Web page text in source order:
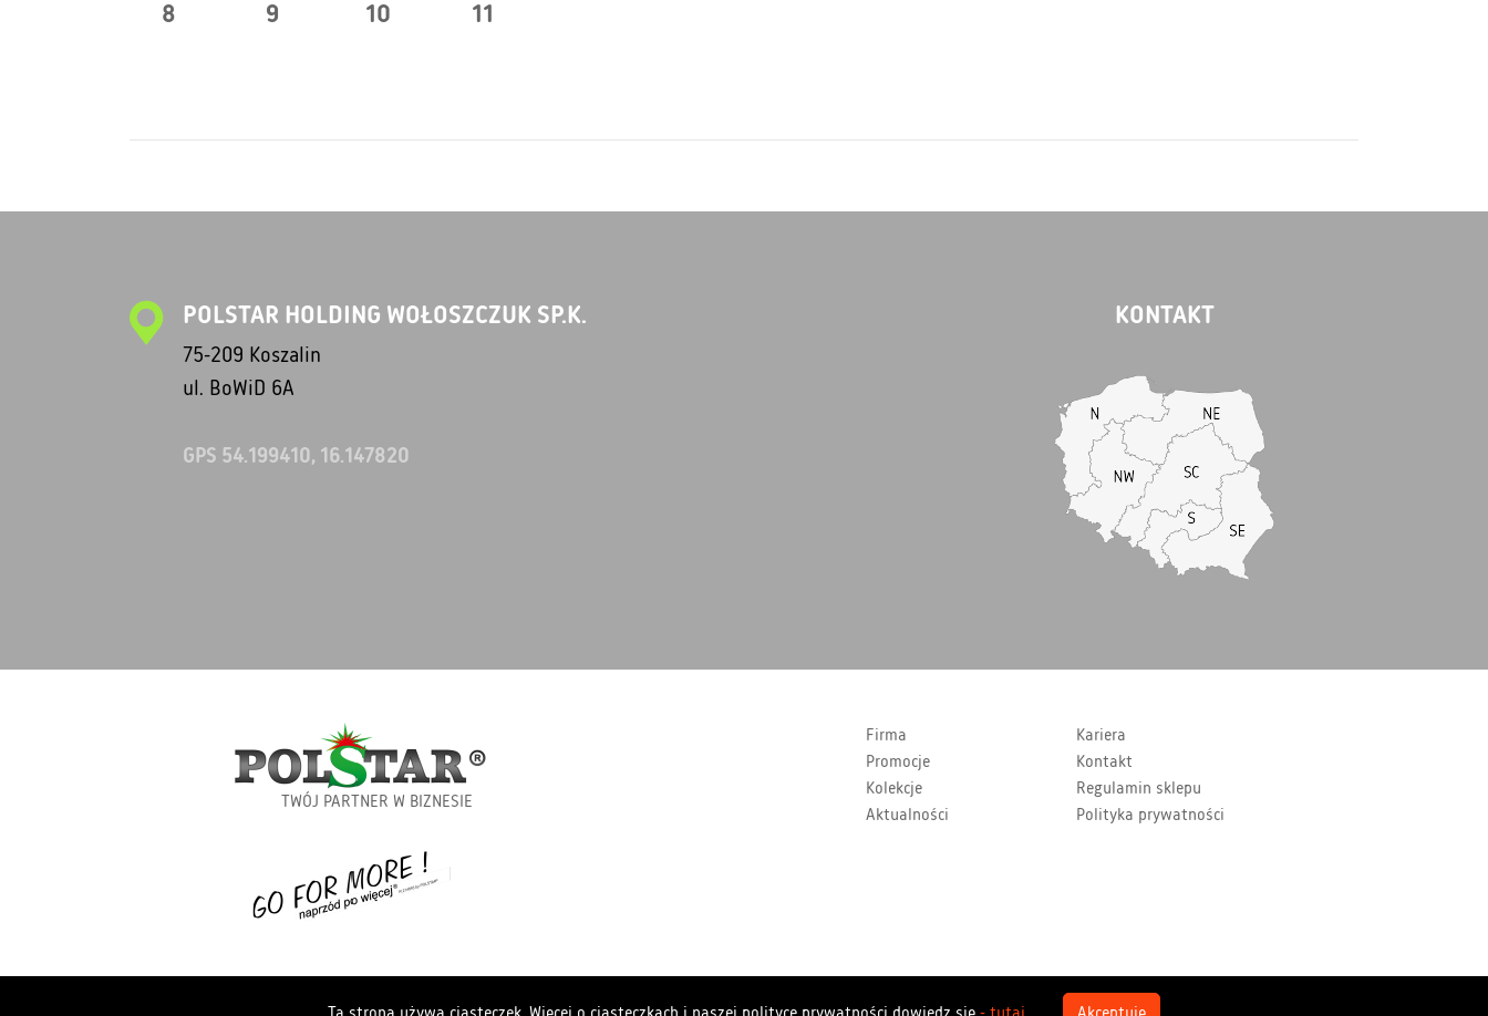
8 9 10 11
POLSTAR HOLDING WOŁOSZCZUK SP.K.
75-209 Koszalin
ul. BoWiD 6A
GPS 54.199410, 16.147820
KONTAKT
TWÓJ PARTNER W BIZNESIE
Firma
Promocje
Kolekcje
Aktualności
Kariera
Kontakt
Regulamin sklepu
Polityka prywatności